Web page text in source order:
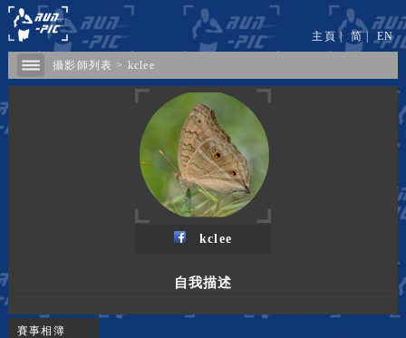
攝影師列表 > kclee
主頁 | 简| EN
kclee
自我描述
賽事相簿